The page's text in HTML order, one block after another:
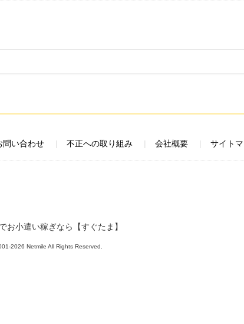
問い合わせ 不正への取り組み 会社概要 サイト
お小遣い稼ぎなら【すぐたま】
2026 Netmile All Rights Reserved.